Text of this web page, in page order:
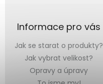
Informace pro vás
Jak se starat o produkty?
Jak vybrat velikost?
Opravy a úpravy